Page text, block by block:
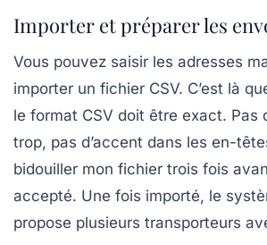
Importer et préparer les
Vous pouvez saisir les adresses
importer un fichier CSV. C’est là
le format CSV doit être exact. Pas
trop, pas d’accent dans les en-
bidouiller mon fichier trois fois
accepté. Une fois importé, le
propose plusieurs transporteurs